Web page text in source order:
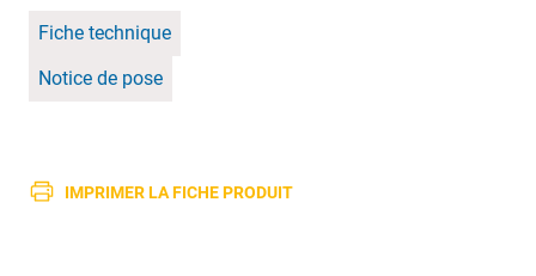
Fiche technique
Notice de pose
IMPRIMER LA FICHE PRODUIT